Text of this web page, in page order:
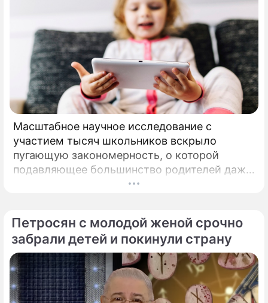
Масштабное научное исследование с
участием тысяч школьников вскрыло
пугающую закономерность, о которой
подавляющее большинство родителей даже
не догадывалось. Привычка дарить ребенку
подростковом возрасте обворачивается
скрытым провалом в учебе.
Петросян с молодой женой срочно
забрали детей и покинули страну